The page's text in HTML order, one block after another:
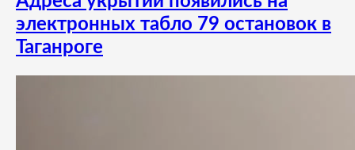
электронных табло 79 остановок в
Таганроге